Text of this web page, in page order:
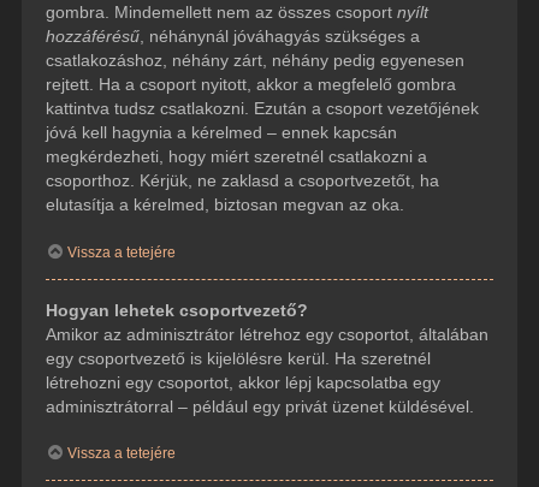
gombra. Mindemellett nem az összes csoport nyílt
hozzáférésű, néhánynál jóváhagyás szükséges a
csatlakozáshoz, néhány zárt, néhány pedig egyenesen
rejtett. Ha a csoport nyitott, akkor a megfelelő gombra
kattintva tudsz csatlakozni. Ezután a csoport vezetőjének
jóvá kell hagynia a kérelmed – ennek kapcsán
megkérdezheti, hogy miért szeretnél csatlakozni a
csoporthoz. Kérjük, ne zaklasd a csoportvezetőt, ha
elutasítja a kérelmed, biztosan megvan az oka.
Vissza a tetejére
Hogyan lehetek csoportvezető?
Amikor az adminisztrátor létrehoz egy csoportot, általában
egy csoportvezető is kijelölésre kerül. Ha szeretnél
létrehozni egy csoportot, akkor lépj kapcsolatba egy
adminisztrátorral – például egy privát üzenet küldésével.
Vissza a tetejére